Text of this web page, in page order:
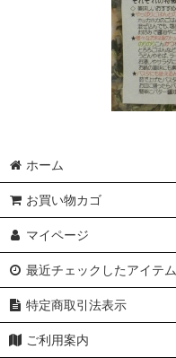
ホーム
お買い物カゴ
マイページ
最近チェックしたアイテム
特定商取引法表示
ご利用案内